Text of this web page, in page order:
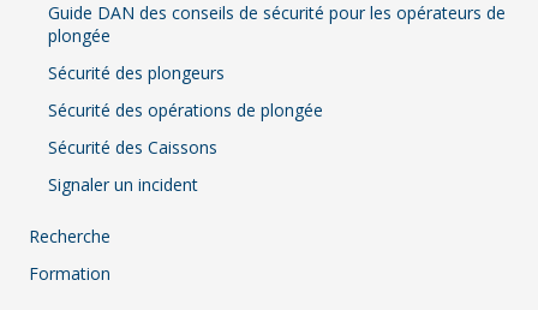
Guide DAN des conseils de sécurité pour les opérateurs de
plongée
Sécurité des plongeurs
Sécurité des opérations de plongée
Sécurité des Caissons
Signaler un incident
Recherche
Formation